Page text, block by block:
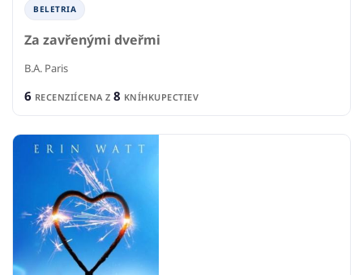
BELETRIA
Za zavřenými dveřmi
B.A. Paris
6 RECENZIÍCENA Z 8 KNÍHKUPECTIEV